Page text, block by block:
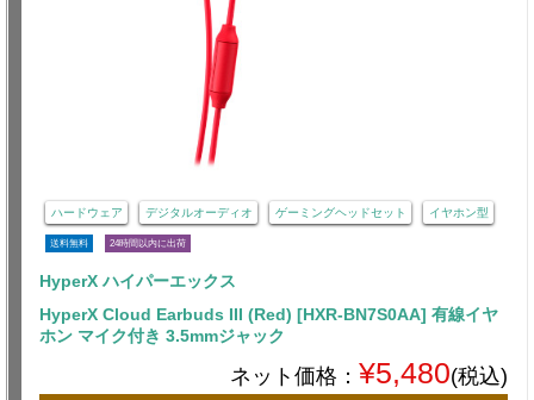
ハードウェア デジタルオーディオ ゲーミングヘッドセット イヤホン型
送料無料 24時間以内に出荷
HyperX ハイパーエックス
HyperX Cloud Earbuds III (Red) [HXR-BN7S0AA] 有線イヤ
ホン マイク付き 3.5mmジャック
ネット価格： ¥5,480(税込)